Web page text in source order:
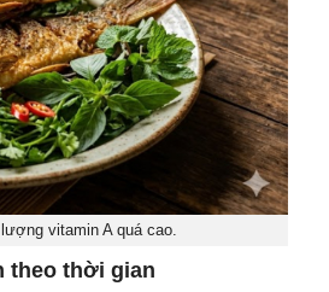
vitamin A quá cao.
theo thời gian